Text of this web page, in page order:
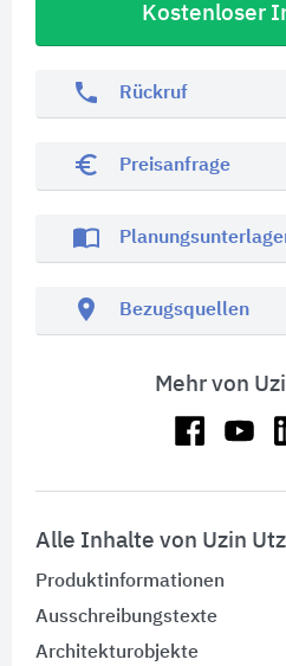
Kostenloser
phone Rückruf
euro_symbol Preisanfrage
import_contacts
location_on Bezugsquellen
Mehr von
Alle Inhalte von Uzin Utz
Produktinformationen
Ausschreibungstexte
Architekturobjekte